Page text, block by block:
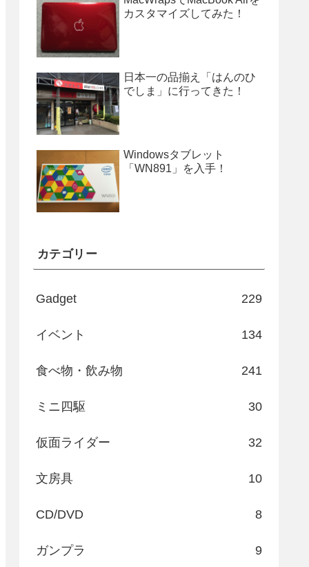
カスタマイズしてみた！
日本一の品揃え「はんのひ
でしま」に行ってきた！
Windowsタブレット
「WN891」を入手！
カテゴリー
Gadget 229
イベント 134
食べ物・飲み物 241
ミニ四駆 30
仮面ライダー 32
文房具 10
CD/DVD 8
ガンプラ 9